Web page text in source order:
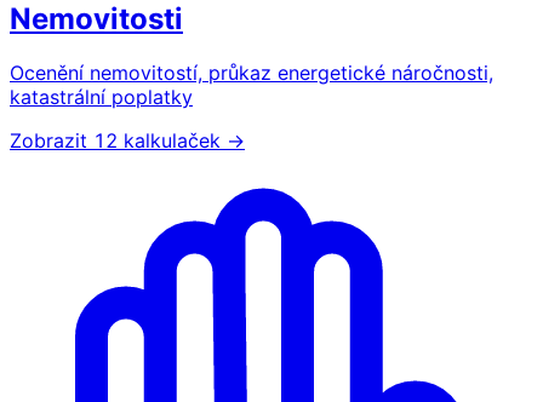
Nemovitosti
Ocenění nemovitostí, průkaz energetické náročnosti,
katastrální poplatky
Zobrazit 12 kalkulaček →